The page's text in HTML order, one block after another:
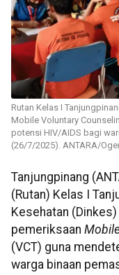
Rutan Kelas I
Mobile Voluntary
potensi HIV/AIDS bagi
(26/7/2025). ANTARA/
Tanjungpinang
(Rutan) Kelas I
Kesehatan
pemeriksaan
(VCT) guna
warga binaan